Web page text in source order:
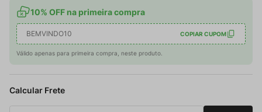
10% OFF na primeira compra
BEMVINDO10 COPIAR CUPOM
Válido apenas para primeira compra, neste produto.